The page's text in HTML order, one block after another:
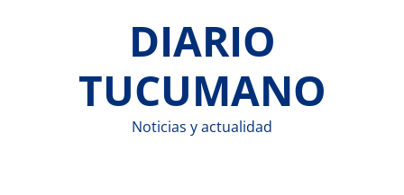
DIARIO
TUCUMANO
Noticias y actualidad